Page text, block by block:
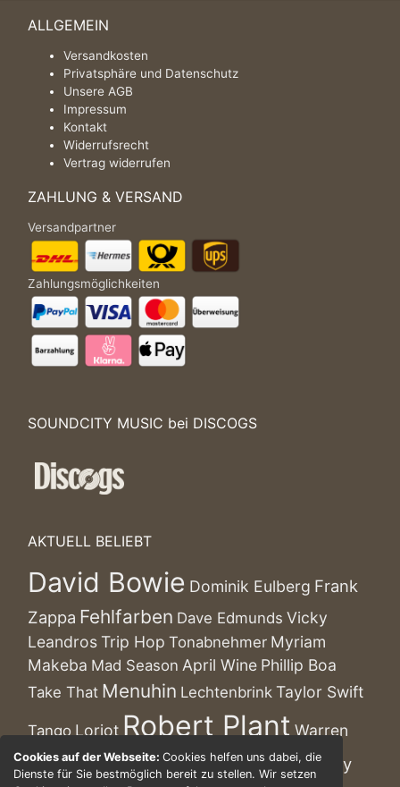
Cookies auf der Webseite:Cookies helfen uns dabei, die
Dienste für Sie bestmöglich bereit zu stellen. Wir setzen
ALLGEMEIN
Versandkosten
Privatsphäre und Datenschutz
Unsere AGB
Impressum
Kontakt
Widerrufsrecht
Vertrag widerrufen
ZAHLUNG & VERSAND
Versandpartner
Zahlungsmöglichkeiten
SOUNDCITY MUSIC bei DISCOGS
AKTUELL BELIEBT
David Bowie Dominik Eulberg Frank
Zappa Fehlfarben Dave Edmunds Vicky
Leandros Trip Hop Tonabnehmer Myriam
Makeba Mad Season April Wine Phillip Boa
Take That Menuhin Lechtenbrink Taylor Swift
Tango LoriotRobert PlantWarren
Schatz Art Blakey Cream Harry James Gary